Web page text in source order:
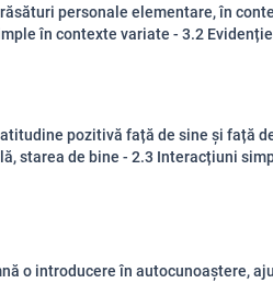
personale elementare, în
în contexte variate - 3.2
pozitivă față de sine și față
starea de bine - 2.3 Interacțiuni
o introducere în autocunoaștere,